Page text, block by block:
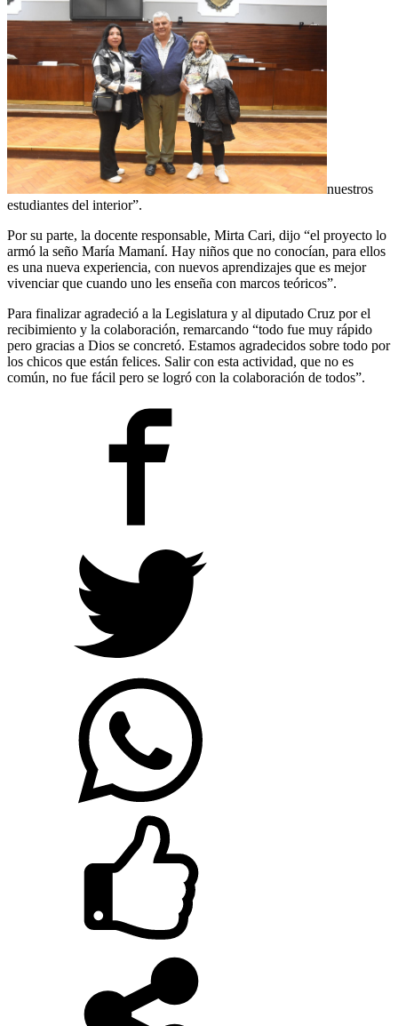
nuestros
estudiantes del interior”.
Por su parte, la docente responsable, Mirta Cari, dijo “el proyecto lo
armó la seño María Mamaní. Hay niños que no conocían, para ellos
es una nueva experiencia, con nuevos aprendizajes que es mejor
vivenciar que cuando uno les enseña con marcos teóricos”.
Para finalizar agradeció a la Legislatura y al diputado Cruz por el
recibimiento y la colaboración, remarcando “todo fue muy rápido
pero gracias a Dios se concretó. Estamos agradecidos sobre todo por
los chicos que están felices. Salir con esta actividad, que no es
común, no fue fácil pero se logró con la colaboración de todos”.